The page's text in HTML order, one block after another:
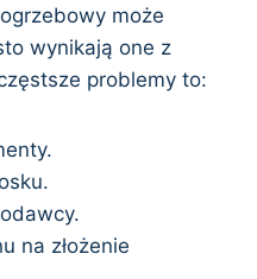
może
wynikają one z
problemy to:
na złożenie